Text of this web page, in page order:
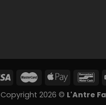
Copyright 2026 © L'Antre